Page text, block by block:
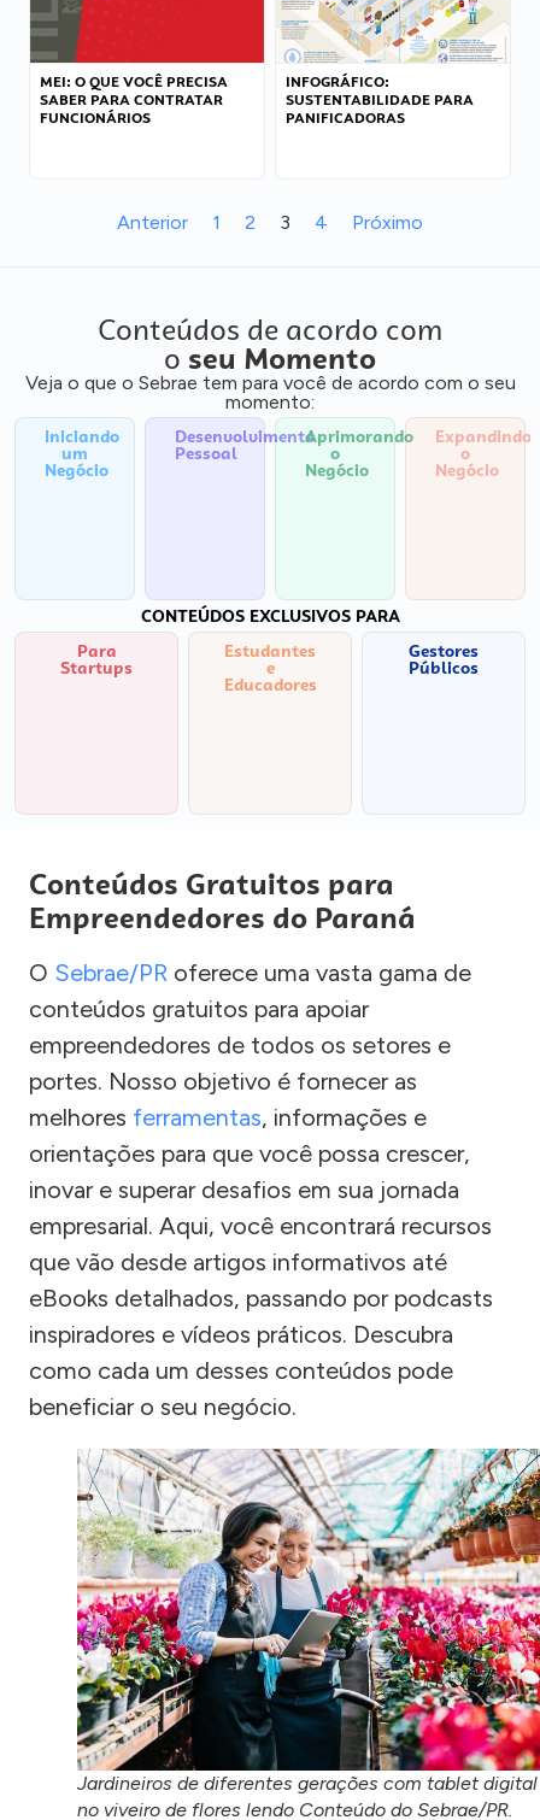
MEI: O QUE VOCÊ PRECISA
SABER PARA CONTRATAR
FUNCIONÁRIOS
INFOGRÁFICO:
SUSTENTABILIDADE PARA
PANIFICADORAS
Anterior 1 2 3 4 Próximo
Conteúdos de acordo com
o seu Momento
Veja o que o Sebrae tem para você de acordo com o seu
momento:
Iniciando
um
Negócio
Desenvolvimento
Pessoal
Aprimorando
o
Negócio
Expandindo
o
Negócio
CONTEÚDOS EXCLUSIVOS PARA
Para
Startups
Estudantes
e
Educadores
Gestores
Públicos
Conteúdos Gratuitos para
Empreendedores do Paraná
O Sebrae/PR oferece uma vasta gama de
conteúdos gratuitos para apoiar
empreendedores de todos os setores e
portes. Nosso objetivo é fornecer as
melhores ferramentas, informações e
orientações para que você possa crescer,
inovar e superar desafios em sua jornada
empresarial. Aqui, você encontrará recursos
que vão desde artigos informativos até
eBooks detalhados, passando por podcasts
inspiradores e vídeos práticos. Descubra
como cada um desses conteúdos pode
beneficiar o seu negócio.
Jardineiros de diferentes gerações com tablet digital
no viveiro de flores lendo Conteúdo do Sebrae/PR.